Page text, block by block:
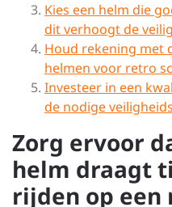
Kies een helm die
dit verhoogt de
Houd rekening met
helmen voor retro
Investeer in een
de nodige
Zorg ervoor
helm draagt
rijden op een